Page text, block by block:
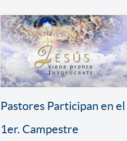
Pastores Participan en el
1er. Campestre